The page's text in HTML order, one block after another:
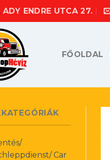
ADY ENDRE UTCA 27.
FŐOLDAL
Car